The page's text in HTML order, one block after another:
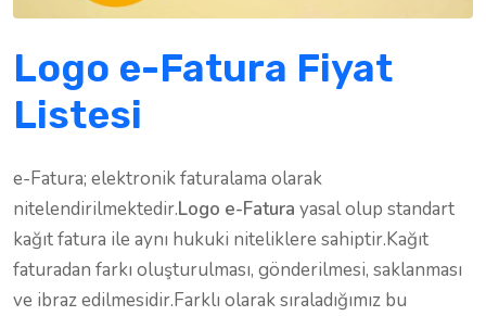
Logo e-Fatura Fiyat
Listesi
e-Fatura; elektronik faturalama olarak
nitelendirilmektedir.Logo e-Fatura yasal olup standart
kağıt fatura ile aynı hukuki niteliklere sahiptir.Kağıt
faturadan farkı oluşturulması, gönderilmesi, saklanması
ve ibraz edilmesidir.Farklı olarak sıraladığımız bu